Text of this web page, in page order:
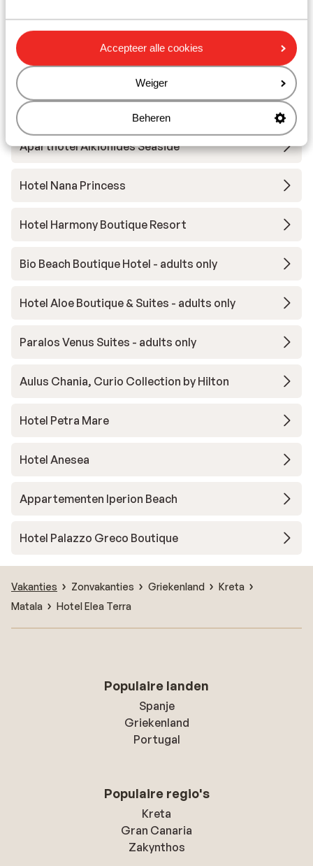
Accepteer alle cookies
Weiger
Beheren
Hotel Minois Boutique - adults only
Seascape Luxury Residences - adults only
Aparthotel Lito Beach
Aparthotel Alkionides Seaside
Hotel Nana Princess
Hotel Harmony Boutique Resort
Bio Beach Boutique Hotel - adults only
Hotel Aloe Boutique & Suites - adults only
Paralos Venus Suites - adults only
Aulus Chania, Curio Collection by Hilton
Hotel Petra Mare
Hotel Anesea
Appartementen Iperion Beach
Hotel Palazzo Greco Boutique
Vakanties Zonvakanties Griekenland
Kreta
Matala
Hotel Elea Terra
Populaire landen
Spanje
Griekenland
Portugal
Populaire regio's
Kreta
Gran Canaria
Zakynthos